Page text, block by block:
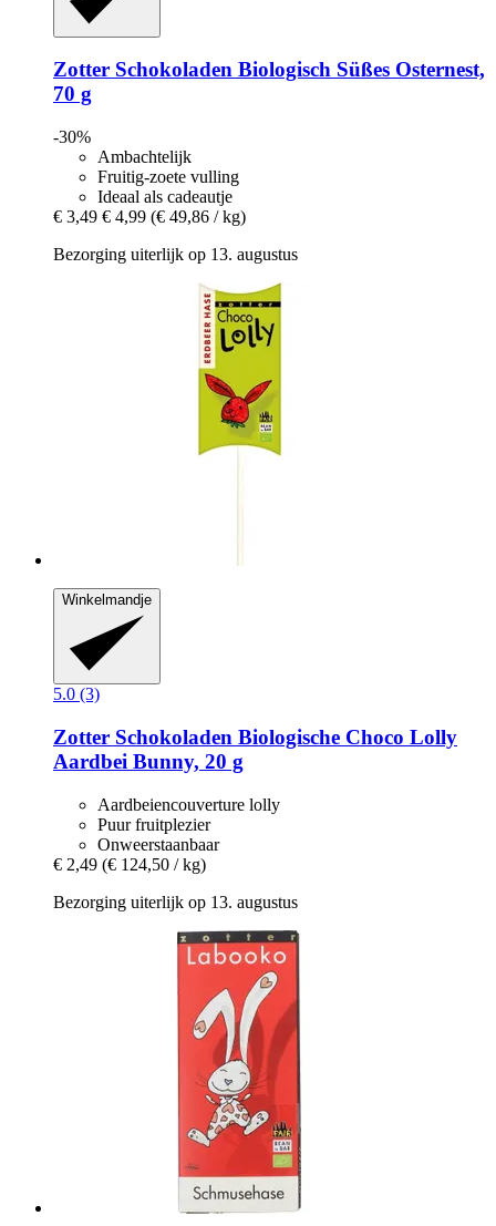
Zotter Schokoladen Biologisch Süßes Osternest,
70 g
-30%
Ambachtelijk
Fruitig-zoete vulling
Ideaal als cadeautje
€ 3,49 € 4,99 (€ 49,86 / kg)
Bezorging uiterlijk op 13. augustus
Winkelmandje
5.0 (3)
Zotter Schokoladen Biologische Choco Lolly
Aardbei Bunny, 20 g
Aardbeiencouverture lolly
Puur fruitplezier
Onweerstaanbaar
€ 2,49 (€ 124,50 / kg)
Bezorging uiterlijk op 13. augustus